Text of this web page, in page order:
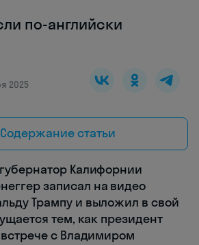
по-английски
2025
Содержание статьи
Калифорнии
записал на видео
Трампу и выложил в свой
тем, как президент
с Владимиром